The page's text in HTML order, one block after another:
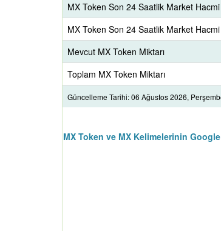
MX Token Son 24 Saatlik Market Hacmi
MX Token Son 24 Saatlik Market
Mevcut MX Token Miktarı
Toplam MX Token Miktarı
Güncelleme Tarihi: 06 Ağustos 2026,
MX Token ve MX Kelimelerinin